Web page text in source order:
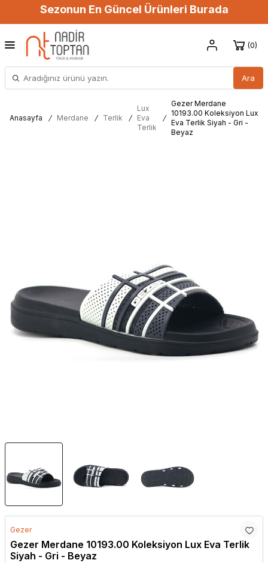
Sezonun En Güncel Ürünleri Burada
Ara
0
Anasayfa / Merdane / Terlik /
Lux
Eva
Terlik
/
Gezer Merdane
10193.00 Koleksiyon Lux
Eva Terlik Siyah - Gri -
Beyaz
Gezer
Gezer Merdane 10193.00 Koleksiyon Lux Eva Terlik
Siyah - Gri - Beyaz